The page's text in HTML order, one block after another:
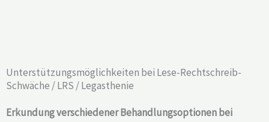
Unterstützungsmöglichkeiten bei Lese-Rechtschreib-
Schwäche / LRS / Legasthenie​
Erkundung verschiedener Behandlungsoptionen bei